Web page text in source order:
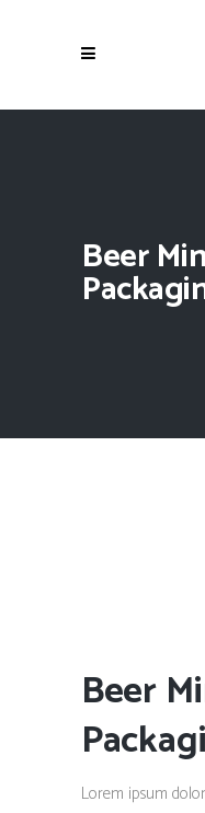
Beer
Beer
Lorem ipsum